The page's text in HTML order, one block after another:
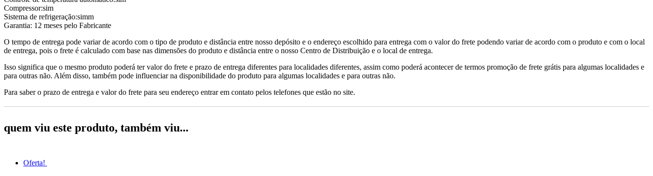
Compressor:sim
Sistema de refrigeração:simm
Garantia: 12 meses pelo Fabricante
O tempo de entrega pode variar de acordo com o tipo de produto e distância entre nosso depósito e o endereço escolhido para entrega com o valor do frete podendo variar de acordo com o produto e com o local
de entrega, pois o frete é calculado com base nas dimensões do produto e distância entre o nosso Centro de Distribuição e o local de entrega.
Isso significa que o mesmo produto poderá ter valor do frete e prazo de entrega diferentes para localidades diferentes, assim como poderá acontecer de termos promoção de frete grátis para algumas localidades e
para outras não. Além disso, também pode influenciar na disponibilidade do produto para algumas localidades e para outras não.
Para saber o prazo de entrega e valor do frete para seu endereço entrar em contato pelos telefones que estão no site.
quem viu este produto, também viu...
Oferta!